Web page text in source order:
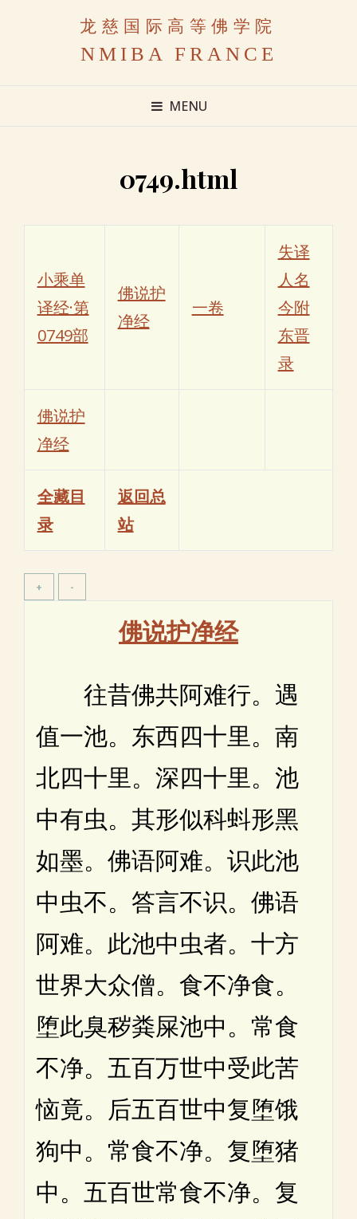
龙慈国际高等佛学院
NMIBA FRANCE
MENU
0749.html
小乘单
译经·第
0749部
佛说护
净经
一卷
失译
人名
今附
东晋
录
佛说护
净经
全藏目
录
返回总
站
佛说护净经
往昔佛共阿难行。遇
值一池。东西四十里。南
北四十里。深四十里。池
中有虫。其形似科蚪形黑
如墨。佛语阿难。识此池
中虫不。答言不识。佛语
阿难。此池中虫者。十方
世界大众僧。食不净食。
堕此臭秽粪屎池中。常食
不净。五百万世中受此苦
恼竟。后五百世中复堕饿
狗中。常食不净。复堕猪
中。五百世常食不净。复